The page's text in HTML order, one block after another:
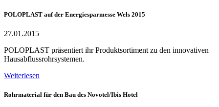
POLOPLAST auf der Energiesparmesse Wels 2015
27.01.2015
POLOPLAST präsentiert ihr Produktsortiment zu den innovativen
Hausabflussrohrsystemen.
Weiterlesen
Rohrmaterial für den Bau des Novotel/Ibis Hotel